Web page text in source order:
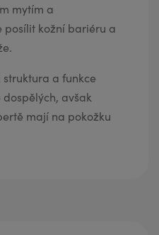
mytím a
kožní bariéru a
struktura a funkce
avšak
mají na pokožku